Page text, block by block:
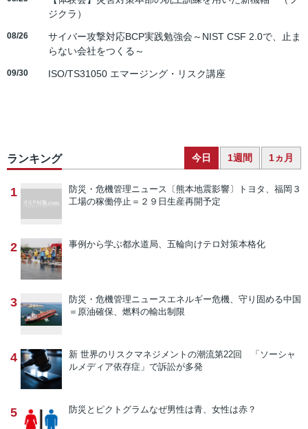
ジクラ）
08/26
サイバー攻撃対応BCP実践勉強会～NIST CSF 2.0で、止ま
らない会社をつくる～
09/30 ISO/TS31050 エマージング・リスク講座
ランキング 今日 1週間 1ヵ月
1 防災・危機管理ニュース 〔熊本地震影響〕トヨタ、福岡３
工場の稼働停止＝２９日生産再開予定
2 事例から学ぶ都水道局、五輪向けテロ対策本格化
3 防災・危機管理ニュースエネルギー危機、守り固める中国
＝原油確保、燃料の輸出制限
4 新 世界のリスクマネジメントの潮流第22回 「ソーシャ
ルメディア依存症」で訴訟が多発
5 防災とピクトグラムなぜ男性は青、女性は赤？